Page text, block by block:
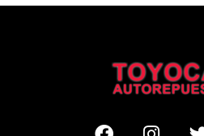
Facebook